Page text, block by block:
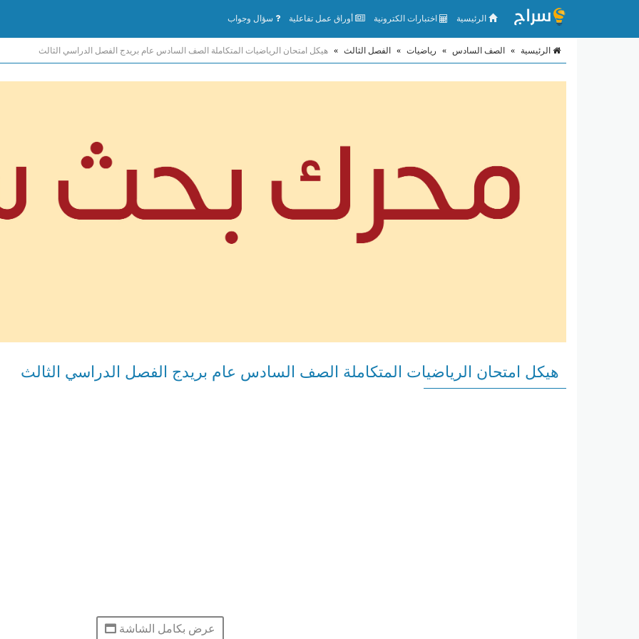
الرئيسية اختبارات الكترونية أوراق عمل تفاعلية سؤال وجواب
الرئيسية » الصف السادس » رياضيات » الفصل الثالث » هيكل امتحان الرياضيات المتكاملة الصف السادس عام بريدج الفصل الدراسي الثالث
هيكل امتحان الرياضيات المتكاملة الصف السادس عام بريدج الفصل الدراسي الثالث
عرض بكامل الشاشة